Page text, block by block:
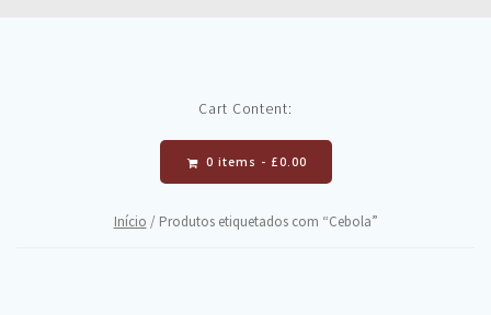
Cart Content:
0 items - £0.00
Início / Produtos etiquetados com “Cebola”